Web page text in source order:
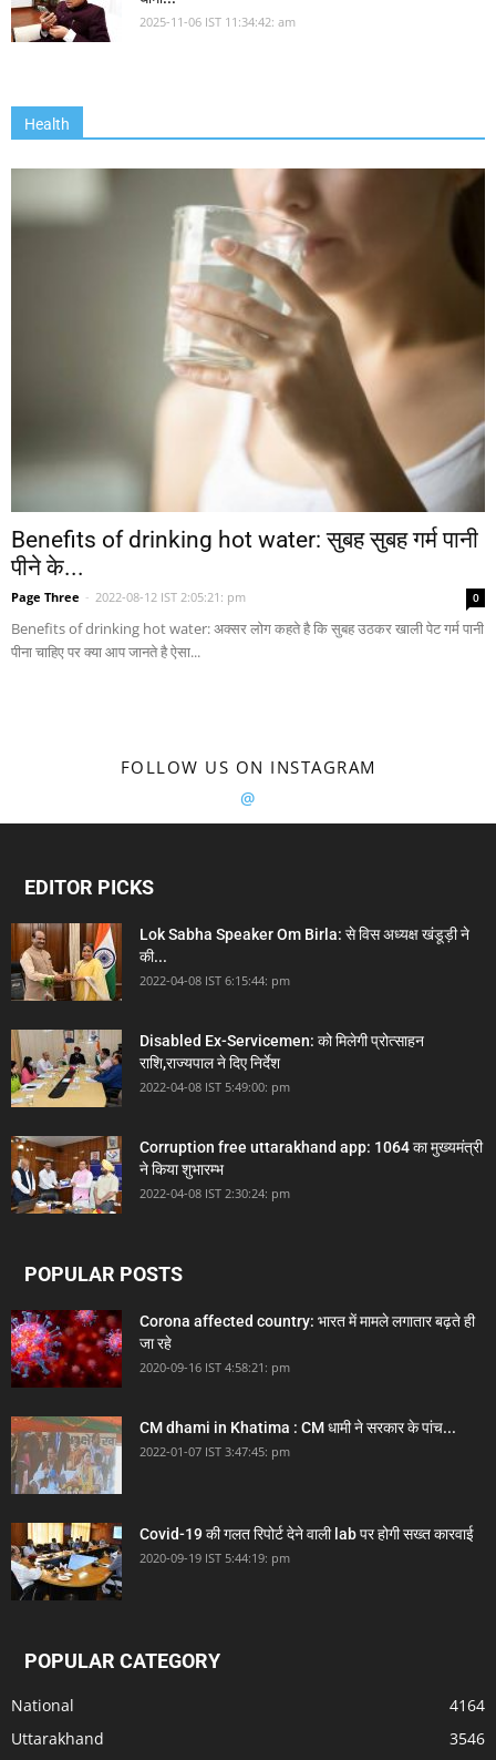
2025-11-06 IST 11:34:42: am
Health
Benefits of drinking hot water: सुबह सुबह गर्म पानी
पीने के...
Page Three - 2022-08-12 IST 2:05:21: pm 0
Benefits of drinking hot water: अक्सर लोग कहते है कि सुबह उठकर खाली पेट गर्म पानी
पीना चाहिए पर क्या आप जानते है ऐसा...
FOLLOW US ON INSTAGRAM
@
EDITOR PICKS
Lok Sabha Speaker Om Birla: से विस अध्यक्ष खंडूड़ी ने
की...
2022-04-08 IST 6:15:44: pm
Disabled Ex-Servicemen: को मिलेगी प्रोत्साहन
राशि,राज्यपाल ने दिए निर्देश
2022-04-08 IST 5:49:00: pm
Corruption free uttarakhand app: 1064 का मुख्यमंत्री
ने किया शुभारम्भ
2022-04-08 IST 2:30:24: pm
POPULAR POSTS
Corona affected country: भारत में मामले लगातार बढ़ते ही
जा रहे
2020-09-16 IST 4:58:21: pm
CM dhami in Khatima : CM धामी ने सरकार के पांच...
2022-01-07 IST 3:47:45: pm
Covid-19 की गलत रिपोर्ट देने वाली lab पर होगी सख्त कारवाई
2020-09-19 IST 5:44:19: pm
POPULAR CATEGORY
National
4164
Uttarakhand
3546